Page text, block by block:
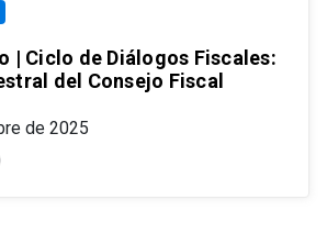
| Ciclo de Diálogos Fiscales:
del Consejo Fiscal
de 2025